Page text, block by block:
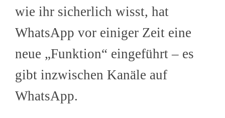
wie ihr sicherlich wisst, hat
WhatsApp vor einiger Zeit eine
neue „Funktion“ eingeführt – es
gibt inzwischen Kanäle auf
WhatsApp.